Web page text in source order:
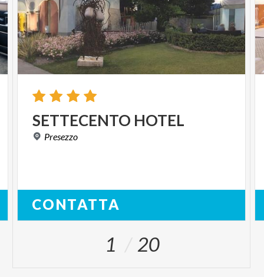
SETTECENTO HOTEL
Presezzo
CONTATTA
1 20